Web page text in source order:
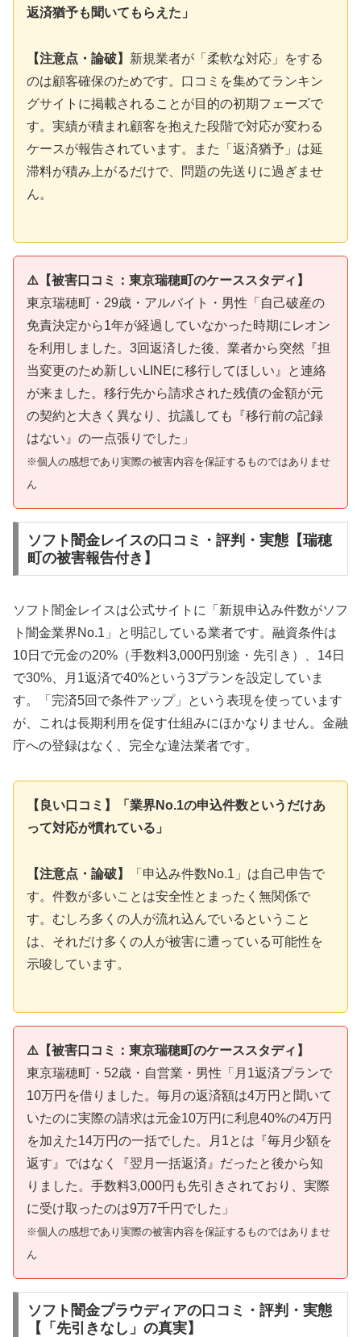
返済猶予も聞いてもらえた」
【注意点・論破】 新規業者が「柔軟な対応」をする
のは顧客確保のためです。口コミを集めてランキン
グサイトに掲載されることが目的の初期フェーズで
す。実績が積まれ顧客を抱えた段階で対応が変わる
ケースが報告されています。また「返済猶予」は延
滞料が積み上がるだけで、問題の先送りに過ぎませ
ん。
⚠️【被害口コミ：東京瑞穂町のケーススタディ】
東京瑞穂町・29歳・アルバイト・男性「自己破産の
免責決定から1年が経過していなかった時期にレオン
を利用しました。3回返済した後、業者から突然『担
当変更のため新しいLINEに移行してほしい』と連絡
が来ました。移行先から請求された残債の金額が元
の契約と大きく異なり、抗議しても『移行前の記録
はない』の一点張りでした」
※個人の感想であり実際の被害内容を保証するものではありませ
ん
ソフト闇金レイスの口コミ・評判・実態【瑞穂
町の被害報告付き】
ソフト闇金レイスは公式サイトに「新規申込み件数がソフ
ト闇金業界No.1」と明記している業者です。融資条件は
10日で元金の20%（手数料3,000円別途・先引き）、14日
で30%、月1返済で40%という3プランを設定していま
す。「完済5回で条件アップ」という表現を使っています
が、これは長期利用を促す仕組みにほかなりません。金融
庁への登録はなく、完全な違法業者です。
【良い口コミ】「業界No.1の申込件数というだけあ
って対応が慣れている」
【注意点・論破】
「申込み件数No.1」は自己申告で
す。件数が多いことは安全性とまったく無関係で
す。むしろ多くの人が流れ込んでいるということ
は、それだけ多くの人が被害に遭っている可能性を
示唆しています。
⚠️【被害口コミ：東京瑞穂町のケーススタディ】
東京瑞穂町・52歳・自営業・男性「月1返済プランで
10万円を借りました。毎月の返済額は4万円と聞いて
いたのに実際の請求は元金10万円に利息40%の4万円
を加えた14万円の一括でした。月1とは『毎月少額を
返す』ではなく『翌月一括返済』だったと後から知
りました。手数料3,000円も先引きされており、実際
に受け取ったのは9万7千円でした」
※個人の感想であり実際の被害内容を保証するものではありませ
ん
ソフト闇金プラウディアの口コミ・評判・実態
【「先引きなし」の真実】